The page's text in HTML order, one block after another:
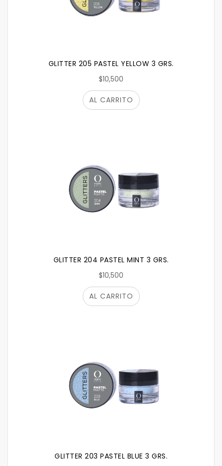
GLITTER 205 PASTEL YELLOW 3 GRS.
$10,500
AL CARRITO
GLITTER 204 PASTEL MINT 3 GRS.
$10,500
AL CARRITO
GLITTER 203 PASTEL BLUE 3 GRS.